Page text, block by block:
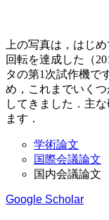
上の写真は，はじ
回転を達成した（
タの第1次試作機で
め，これまでいく
してきました．主
ます．
学術論文
国際会議論文
国内会議論文
Google Scholar